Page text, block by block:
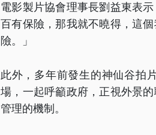
電影製片協會理事長劉益東表
百有保險，那我就不曉得，這
險。」
此外，多年前發生的神仙谷拍
場，一起呼籲政府，正視外景
管理的機制。